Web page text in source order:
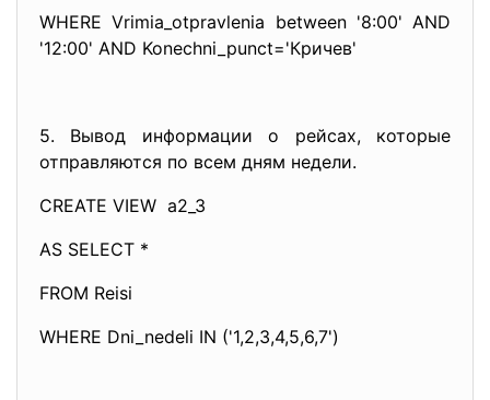
WHERE Vrimia_otpravlenia between '8:00' AND
'12:00' AND Konechni_punct='Кричев'
5. Вывод информации о рейсах, которые
отправляются по всем дням недели.
CREATE VIEW a2_3
AS SELECT *
FROM Reisi
WHERE Dni_nedeli IN ('1,2,3,4,5,6,7')